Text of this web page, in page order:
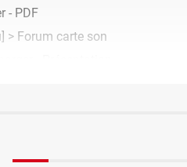
- PDF
> Forum carte son